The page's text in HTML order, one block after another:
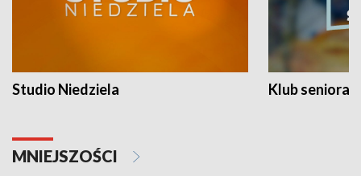
Studio Niedziela Klub seniora
MNIEJSZOŚCI